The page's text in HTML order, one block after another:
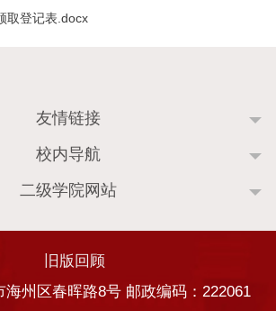
取登记表.docx
友情链接
校内导航
二级学院网站
旧版回顾
海州区春晖路8号 邮政编码：222061